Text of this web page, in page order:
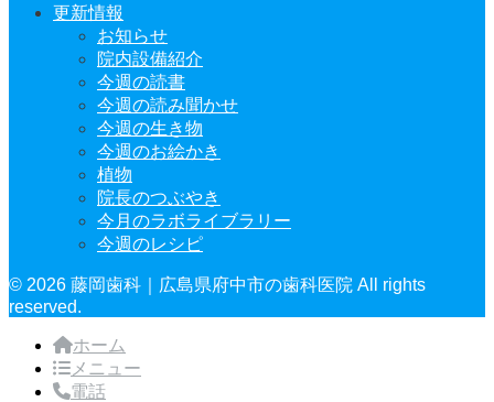
更新情報
お知らせ
院内設備紹介
今週の読書
今週の読み聞かせ
今週の生き物
今週のお絵かき
植物
院長のつぶやき
今月のラボライブラリー
今週のレシピ
© 2026 藤岡歯科｜広島県府中市の歯科医院 All rights
reserved.
ホーム
メニュー
電話